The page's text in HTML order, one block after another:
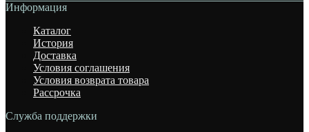
Информация
Каталог
История
Доставка
Условия соглашения
Условия возврата товара
Рассрочка
Служба поддержки